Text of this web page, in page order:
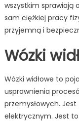
wszystkim sprawiają
sam ciężkiej pracy
przyjemną i
Wózki
Wózki widłowe to
usprawnienia
przemysłowych.
elektrycznym. Jest